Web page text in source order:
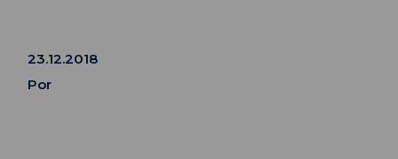
23.12.2018
Por